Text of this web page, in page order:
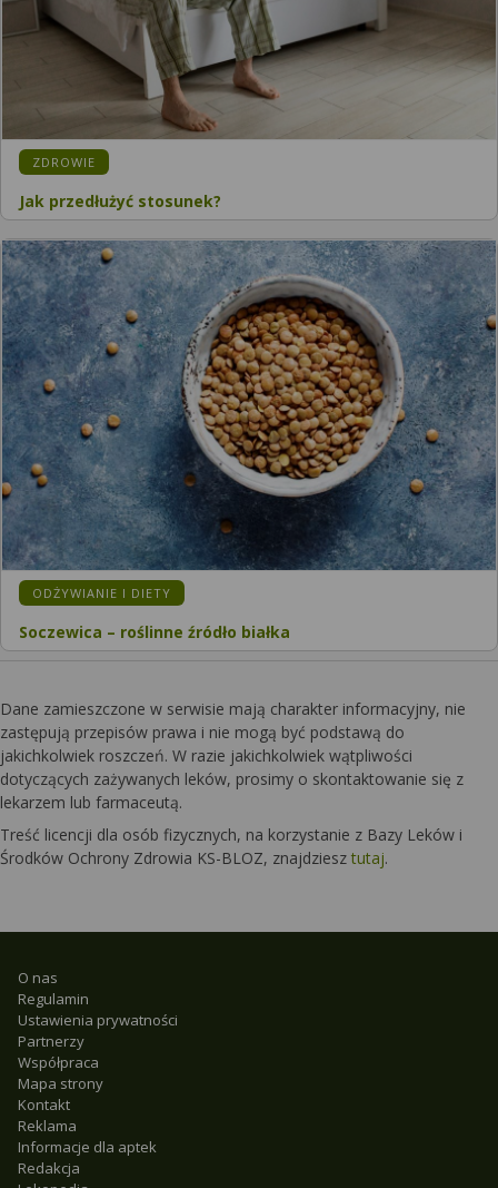
ZDROWIE
Jak przedłużyć stosunek?
ODŻYWIANIE I DIETY
Soczewica – roślinne źródło białka
Dane zamieszczone w serwisie mają charakter informacyjny, nie
zastępują przepisów prawa i nie mogą być podstawą do
jakichkolwiek roszczeń. W razie jakichkolwiek wątpliwości
dotyczących zażywanych leków, prosimy o skontaktowanie się z
lekarzem lub farmaceutą.
Treść licencji dla osób fizycznych, na korzystanie z Bazy Leków i
Środków Ochrony Zdrowia KS-BLOZ, znajdziesz tutaj.
O nas
Regulamin
Ustawienia prywatności
Partnerzy
Współpraca
Mapa strony
Kontakt
Reklama
Informacje dla aptek
Redakcja